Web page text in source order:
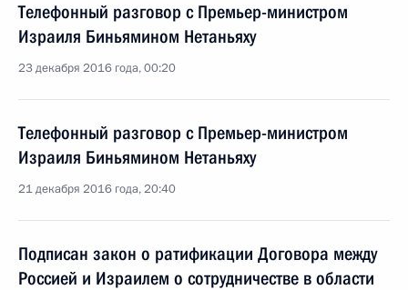
Телефонный разговор с Премьер-министром
Израиля Биньямином Нетаньяху
23 декабря 2016 года, 00:20
Телефонный разговор с Премьер-министром
Израиля Биньямином Нетаньяху
21 декабря 2016 года, 20:40
Подписан закон о ратификации Договора между
Россией и Израилем о сотрудничестве в области